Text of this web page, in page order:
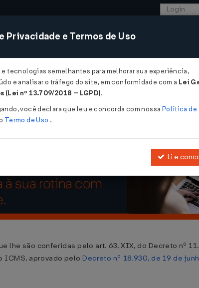
SISTEMAS COMÉRCIO
lhe são conferidas pelo art. 63, XIX, do Decreto nº
ICMS, aprovado pelo Decreto nº 18.930, de 19 de
Privacidade e Termos de Uso
tecnologias semelhantes para melhorar sua experiência,
e analisar o tráfego do site, em conformidade com a Lei
(Lei nº 13.709/2018 – LGPD).
você declara que leu e concorda com nossa Política de
Termo de Uso .
Li e